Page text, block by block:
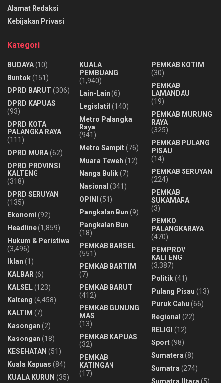
Alamat Redaksi
Kebijakan Privasi
Kategori
BUDAYA(10)
Buntok(151)
DPRD BARUT (306)
DPRD KAPUAS
(93)
DPRD KOTA
PALANGKA RAYA
(111)
DPRD MURA(62)
DPRD PROVINSI
KALTENG
(318)
DPRD SERUYAN
(135)
Ekonomi (92)
Headline(1,859)
Hukum & Peristiwa
(3,496)
Iklan (1)
KALBAR (6)
KALSEL(123)
Kalteng (4,458)
KALTIM (7)
Kasongan (2)
Kasongan (18)
KESEHATAN (51)
Kuala Kapuas (84)
KUALA KURUN (35)
KUALA
PEMBUANG
(1,940)
Lain-Lain (6)
Legislatif(140)
Metro Palangka
Raya
(941)
Metro Sampit(76)
Muara Teweh (12)
Nanga Bulik(7)
Nasional (341)
OPINI
(51)
Pangkalan Bun (9)
Pangkalan Bun
(18)
PEMKAB BARSEL
(551)
PEMKAB BARTIM
(7)
PEMKAB BARUT
(412)
PEMKAB GUNUNG
MAS
(13)
PEMKAB KAPUAS
(32)
PEMKAB
KATINGAN
(17)
PEMKAB KOTIM
(30)
PEMKAB
LAMANDAU
(19)
PEMKAB MURUNG
RAYA
(325)
PEMKAB PULANG
PISAU
(14)
PEMKAB SERUYAN
(224)
PEMKAB
SUKAMARA
(3)
PEMKO
PALANGKARAYA
(470)
PEMPROV
KALTENG
(3,387)
Politik(41)
Pulang Pisau (13)
Puruk Cahu (66)
Regional (22)
RELIGI (12)
Sport(98)
Sumatera (8)
Sumatra (274)
Sumatra Utara (5)